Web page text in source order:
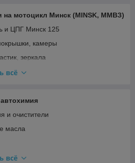
прокладки, подшипники
система и карбюратор
система
(сцепление, вариатор, цепи)
на мотоцикл Минск (MINSK, ММВЗ)
и ЦПГ Минск 125
камеры
зеркала
и поворотники Минск (реле
всё
и очистители
масла
всё